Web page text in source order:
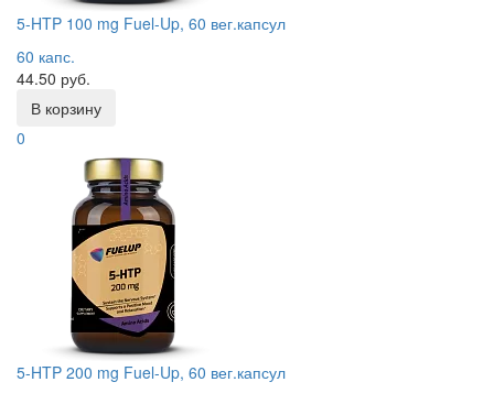
5-HTP 100 mg Fuel-Up, 60 вег.капсул
60 капс.
44.50 руб.
В корзину
0
5-HTP 200 mg Fuel-Up, 60 вег.капсул